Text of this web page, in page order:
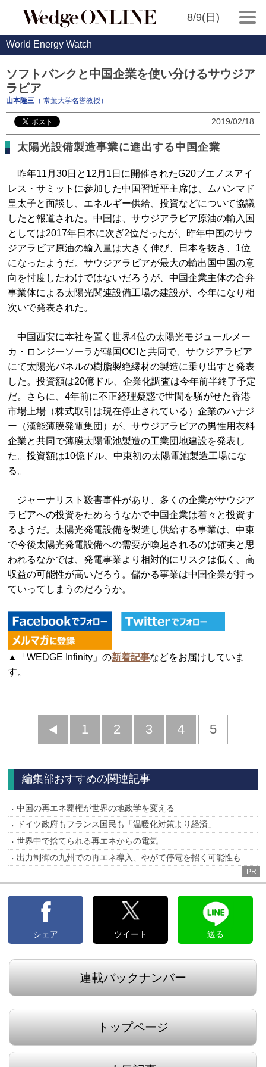
8/9(日)
World Energy Watch
ソフトバンクと中国企業を使い分けるサウジア
ラビア
山本隆三 （ 常葉大学名誉教授）
2019/02/18
太陽光設備製造事業に進出する中国企業
昨年11月30日と12月1日に開催されたG20ブエノスアイ
レス・サミットに参加した中国習近平主席は、ムハンマド
皇太子と面談し、エネルギー供給、投資などについて協議
したと報道された。中国は、サウジアラビア原油の輸入国
としては2017年日本に次ぎ2位だったが、昨年中国のサウ
ジアラビア原油の輸入量は大きく伸び、日本を抜き、1位
になったようだ。サウジアラビアが最大の輸出国中国の意
向を忖度したわけではないだろうが、中国企業主体の合弁
事業体による太陽光関連設備工場の建設が、今年になり相
次いで発表された。
中国西安に本社を置く世界4位の太陽光モジュールメー
カ・ロンジーソーラが韓国OCIと共同で、サウジアラビア
にて太陽光パネルの樹脂製絶縁材の製造に乗り出すと発表
した。投資額は20億ドル、企業化調査は今年前半終了予定
だ。さらに、4年前に不正経理疑惑で世間を騒がせた香港
市場上場（株式取引は現在停止されている）企業のハナジ
ー（漢能薄膜発電集団）が、サウジアラビアの男性用衣料
企業と共同で薄膜太陽電池製造の工業団地建設を発表し
た。投資額は10億ドル、中東初の太陽電池製造工場にな
る。
ジャーナリスト殺害事件があり、多くの企業がサウジア
ラビアへの投資をためらうなかで中国企業は着々と投資す
るようだ。太陽光発電設備を製造し供給する事業は、中東
で今後太陽光発電設備への需要が喚起されるのは確実と思
われるなかでは、発電事業より相対的にリスクは低く、高
収益の可能性が高いだろう。儲かる事業は中国企業が持っ
ていってしまうのだろうか。
▲「WEDGE Infinity」の新着記事などをお届けしていま
す。
前
1 2 3 4 5
編集部おすすめの関連記事
中国の再エネ覇権が世界の地政学を変える
ドイツ政府もフランス国民も「温暖化対策より経済」
世界中で捨てられる再エネからの電気
出力制御の九州での再エネ導入、やがて停電を招く可能性も
PR
シェア ツイート 送る
連載バックナンバー
トップページ